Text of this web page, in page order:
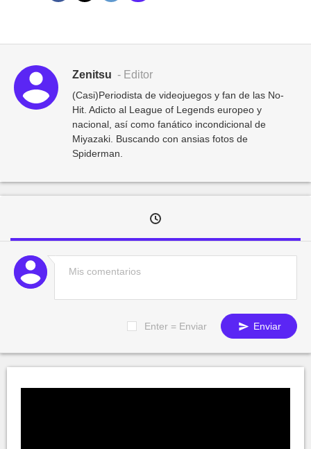
Zenitsu - Editor
(Casi)Periodista de videojuegos y fan de las No-
Hit. Adicto al League of Legends europeo y
nacional, así como fanático incondicional de
Miyazaki. Buscando con ansias fotos de
Spiderman.
Enter = Enviar Enviar